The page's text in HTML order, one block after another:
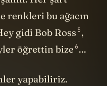
renkleri bu ağacın
gidi Bob Ross 5,
öğrettin bize6...
yapabiliriz.